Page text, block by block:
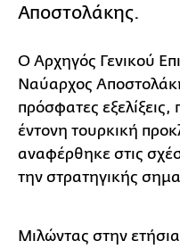
Αποστολάκης.
Ο Αρχηγός Γενικού
Ναύαρχος
πρόσφατες
έντονη τουρκική
αναφέρθηκε στις
την στρατηγικής
Μιλώντας στην